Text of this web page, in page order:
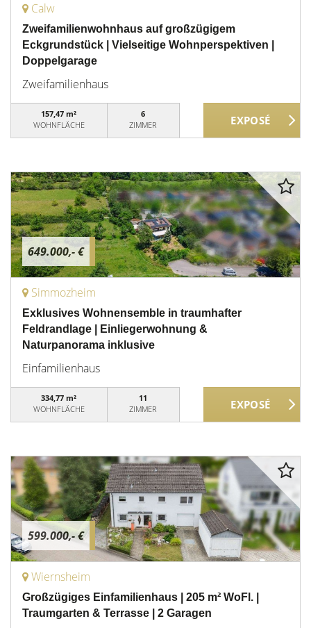
Calw
Zweifamilienwohnhaus auf großzügigem
Eckgrundstück | Vielseitige Wohnperspektiven |
Doppelgarage
Zweifamilienhaus
157,47 m²
WOHNFLÄCHE
6
ZIMMER
649.000,- €
Simmozheim
Exklusives Wohnensemble in traumhafter
Feldrandlage | Einliegerwohnung &
Naturpanorama inklusive
Einfamilienhaus
334,77 m²
WOHNFLÄCHE
11
ZIMMER
599.000,- €
Wiernsheim
Großzügiges Einfamilienhaus | 205 m² WoFl. |
Traumgarten & Terrasse | 2 Garagen